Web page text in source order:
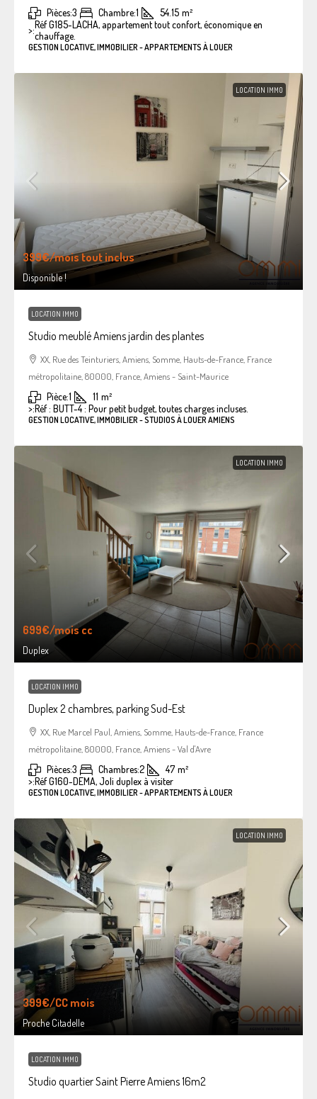
Pièces:3 Chambre:1 54.15 m²
>:Réf G185-LACHA, appartement tout confort, économique en
chauffage.
GESTION LOCATIVE, IMMOBILIER - APPARTEMENTS À LOUER
LOCATION IMMO
399€/mois tout inclus
Disponible !
LOCATION IMMO
Studio meublé Amiens jardin des plantes
XX, Rue des Teinturiers, Amiens, Somme, Hauts-de-France, France
métropolitaine, 80000, France, Amiens - Saint-Maurice
Pièce:1 11 m²
>:Réf : BUTT-4 : Pour petit budget, toutes charges incluses.
GESTION LOCATIVE, IMMOBILIER - STUDIOS À LOUER AMIENS
LOCATION IMMO
699€/mois cc
Duplex
LOCATION IMMO
Duplex 2 chambres, parking Sud-Est
XX, Rue Marcel Paul, Amiens, Somme, Hauts-de-France, France
métropolitaine, 80000, France, Amiens - Val d'Avre
Pièces:3 Chambres:2 47 m²
>:Réf G160-DEMA, Joli duplex à visiter
GESTION LOCATIVE, IMMOBILIER - APPARTEMENTS À LOUER
LOCATION IMMO
399€/CC mois
Proche Citadelle
LOCATION IMMO
Studio quartier Saint Pierre Amiens 16m2